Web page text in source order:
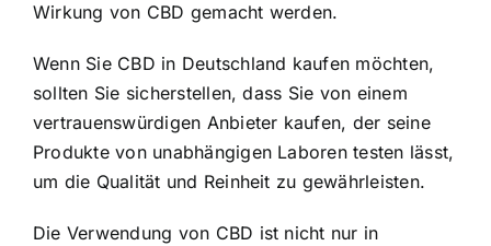
Wirkung von CBD gemacht werden.
Wenn Sie CBD in Deutschland kaufen möchten,
sollten Sie sicherstellen, dass Sie von einem
vertrauenswürdigen Anbieter kaufen, der seine
Produkte von unabhängigen Laboren testen lässt,
um die Qualität und Reinheit zu gewährleisten.
Die Verwendung von CBD ist nicht nur in